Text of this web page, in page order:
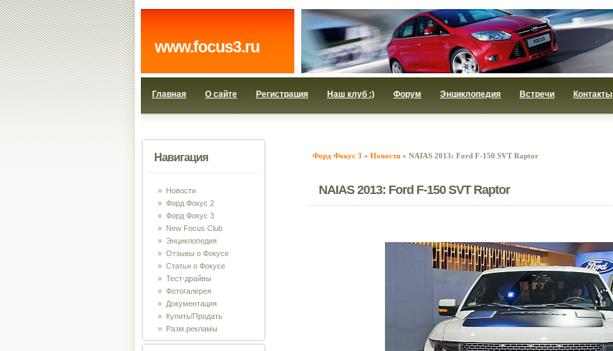
www.focus3.ru
Главная О сайте Регистрация Наш клуб :) Форум Энциклопедия Встречи Контакты
Форд Фокус 3 » Новости » NAIAS 2013: Ford F-150 SVT Raptor
NAIAS 2013: Ford F-150 SVT Raptor
Навигация
» Новости
» Форд Фокус 2
» Форд Фокус 3
» New Focus Club
» Энциклопедия
» Отзывы о Фокусе
» Статьи о Фокусе
» Тест-драйвы
» Фотогалерея
» Документация
» Купить/Продать
» Разм.рекламы